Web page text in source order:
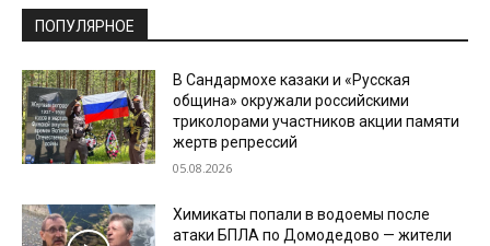
ПОПУЛЯРНОЕ
В Сандармохе казаки и «Русская
община» окружали российскими
триколорами участников акции памяти
жертв репрессий
05.08.2026
Химикаты попали в водоемы после
атаки БПЛА по Домодедово — жители